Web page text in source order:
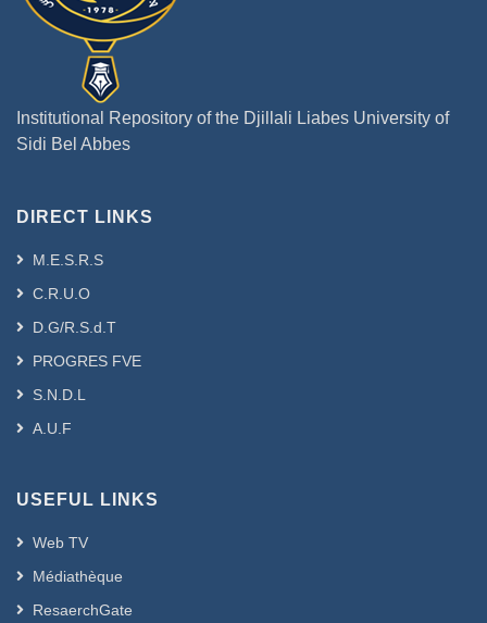
Institutional Repository of the Djillali Liabes University of
Sidi Bel Abbes
DIRECT LINKS
M.E.S.R.S
C.R.U.O
D.G/R.S.d.T
PROGRES FVE
S.N.D.L
A.U.F
USEFUL LINKS
Web TV
Médiathèque
ResaerchGate